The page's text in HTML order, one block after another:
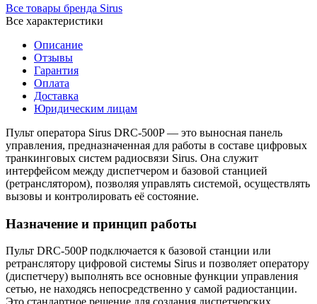
Все товары бренда Sirus
Все характеристики
Описание
Отзывы
Гарантия
Оплата
Доставка
Юридическим лицам
Пульт оператора Sirus DRC-500P — это выносная панель
управления, предназначенная для работы в составе цифровых
транкинговых систем радиосвязи Sirus. Она служит
интерфейсом между диспетчером и базовой станцией
(ретранслятором), позволяя управлять системой, осуществлять
вызовы и контролировать её состояние.
Назначение и принцип работы
Пульт DRC-500P подключается к базовой станции или
ретранслятору цифровой системы Sirus и позволяет оператору
(диспетчеру) выполнять все основные функции управления
сетью, не находясь непосредственно у самой радиостанции.